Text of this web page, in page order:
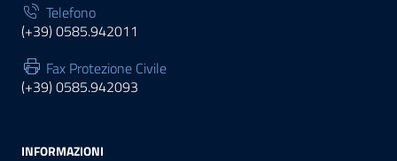
Telefono
(+39) 0585.942011
Fax Protezione Civile
(+39) 0585.942093
INFORMAZIONI